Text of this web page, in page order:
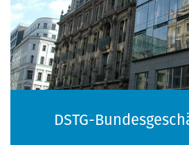
Seminar
DSTG-